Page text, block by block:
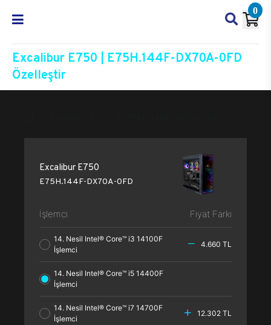
0
Excalibur E750 | E75H.144F-DX70A-0FD
Özelleştir
Excalibur E750
E75H.144F-DX70A-0FD
İşlemci Fiyat Farkı
14. Nesil Intel® Core™ i3 14100F
İşlemci
4.660 TL
14. Nesil Intel® Core™ i5 14400F
İşlemci
14. Nesil Intel® Core™ i7 14700F
İşlemci
12.302 TL